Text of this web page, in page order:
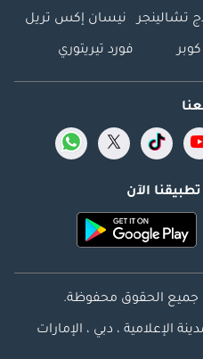
تشالينجر نيسان إكس تريل
فورد تيريتوري
الآن